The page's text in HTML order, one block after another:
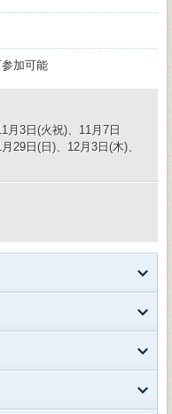
加可能
月3日(火祝)、11月7日
29日(日)、12月3日(木)、